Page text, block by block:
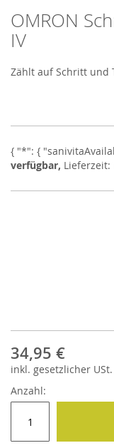
Skip
to
the
of
OMRON
IV
Zählt auf Schritt und
verfügbar, Lieferzeit:
34,95 €
inkl. gesetzlicher
Anzahl: